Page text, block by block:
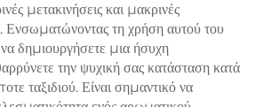
μετακινήσεις και μακρινές
Ενσωματώνοντας τη χρήση αυτού του
να δημιουργήσετε μια ήσυχη
την ψυχική σας κατάσταση κατά
ταξιδιού. Είναι σημαντικό να